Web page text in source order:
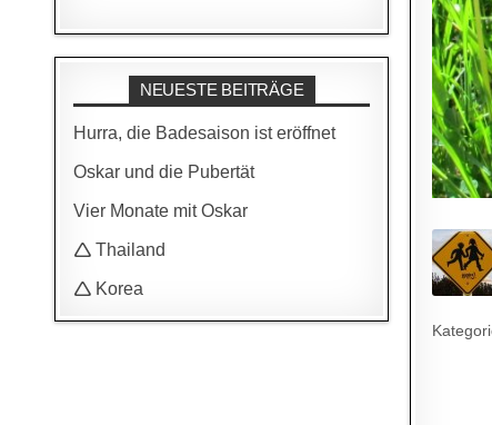
NEUESTE BEITRÄGE
Hurra, die Badesaison ist eröffnet
Oskar und die Pubertät
Vier Monate mit Oskar
🛆 Thailand
🛆 Korea